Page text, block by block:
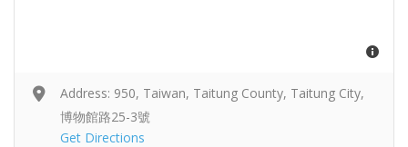
Address: 950, Taiwan, Taitung County, Taitung City,
博物館路25-3號
Get Directions